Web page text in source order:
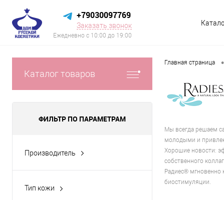
+79030097769
Заказать звонок
Ежедневно с 10:00 до 19:00
Каталог товаров
ФИЛЬТР ПО ПАРАМЕТРАМ
Производитель
Тип кожи
Главная страница •
Мы всегда решаем
молодыми и
Хорошие новости:
собственного
Радиес® мгновенно
биостимуляции.